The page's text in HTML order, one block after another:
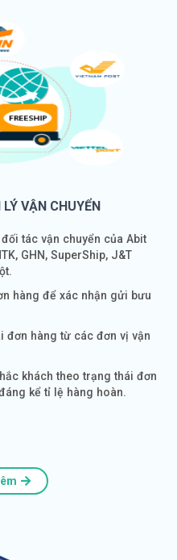
VẬN CHUYỂN
tác vận chuyển của Abit
GHN, SuperShip, J&T
hàng để xác nhận gửi bưu
đơn hàng từ các đơn vị vận
khách theo trạng thái đơn
kể tỉ lệ hàng hoàn.